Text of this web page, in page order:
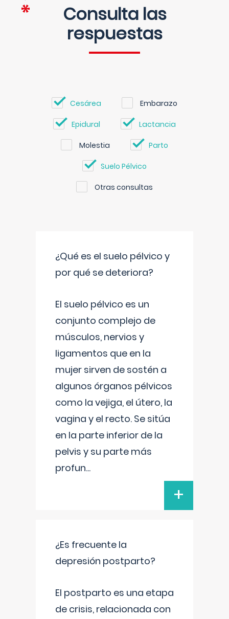
Consulta las
respuestas
Cesárea Embarazo
Epidural Lactancia
Molestia Parto
Suelo Pélvico
Otras consultas
¿Qué es el suelo pélvico y
por qué se deteriora?
El suelo pélvico es un
conjunto complejo de
músculos, nervios y
ligamentos que en la
mujer sirven de sostén a
algunos órganos pélvicos
como la vejiga, el útero, la
vagina y el recto. Se sitúa
en la parte inferior de la
pelvis y su parte más
profun...
+
¿Es frecuente la
depresión postparto?
El postparto es una etapa
de crisis, relacionada con